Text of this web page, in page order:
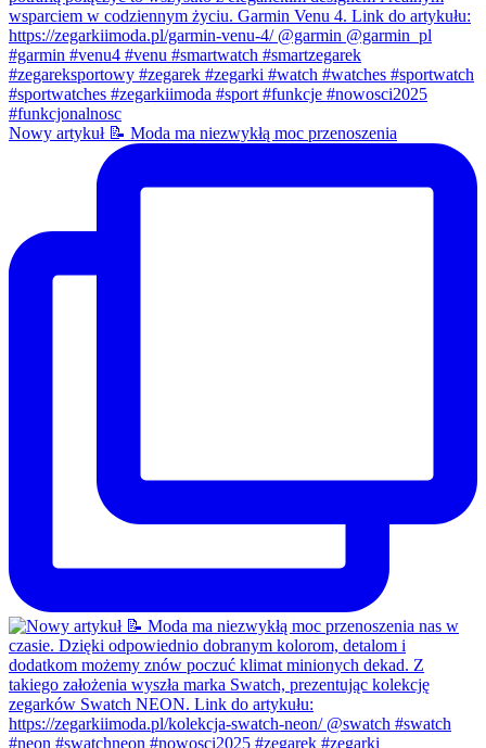
Nowy artykuł 📝 Moda ma niezwykłą moc przenoszenia